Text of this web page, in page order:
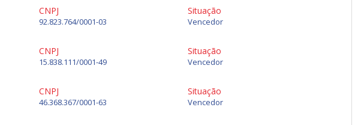
CNPJ
92.823.764/0001-03
Situação
Vencedor
CNPJ
15.838.111/0001-49
Situação
Vencedor
CNPJ
46.368.367/0001-63
Situação
Vencedor